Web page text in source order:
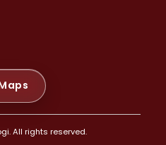
>
Hilir >
Selatan >
All rights reserved.